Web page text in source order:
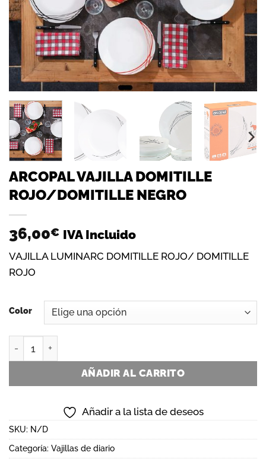
ARCOPAL VAJILLA DOMITILLE
ROJO/DOMITILLE NEGRO
36,00€ IVA Incluido
VAJILLA LUMINARC DOMITILLE ROJO/ DOMITILLE
ROJO
Color
AÑADIR AL CARRITO
Añadir a la lista de deseos
SKU: N/D
Categoría: Vajillas de diario